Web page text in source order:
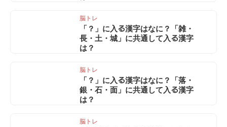
脳トレ
「？」に入る漢字はなに？「雑・
長・土・城」に共通して入る漢字
は？
脳トレ
「？」に入る漢字はなに？「落・
銀・石・面」に共通して入る漢字
は？
脳トレ